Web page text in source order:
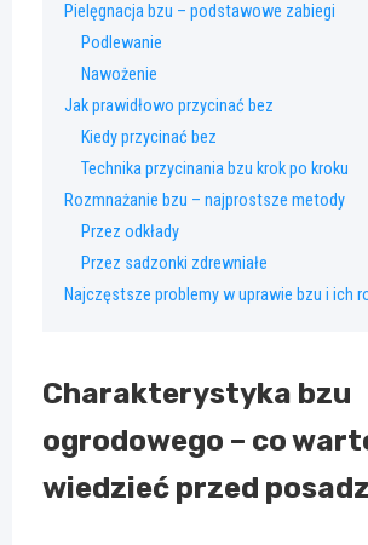
Pielęgnacja bzu – podstawowe zabiegi
Podlewanie
Nawożenie
Jak prawidłowo przycinać bez
Kiedy przycinać bez
Technika przycinania bzu krok po kroku
Rozmnażanie bzu – najprostsze metody
Przez odkłady
Przez sadzonki zdrewniałe
Najczęstsze problemy w uprawie bzu i ich
Charakterystyka bzu
ogrodowego – co
wiedzieć przed